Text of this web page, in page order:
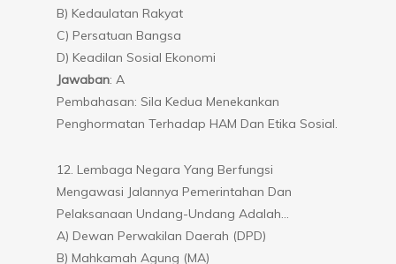
B) Kedaulatan Rakyat
C) Persatuan Bangsa
D) Keadilan Sosial Ekonomi
Jawaban: A
Pembahasan: Sila Kedua Menekankan
Penghormatan Terhadap HAM Dan Etika Sosial.
12. Lembaga Negara Yang Berfungsi
Mengawasi Jalannya Pemerintahan Dan
Pelaksanaan Undang-Undang Adalah…
A) Dewan Perwakilan Daerah (DPD)
B) Mahkamah Agung (MA)